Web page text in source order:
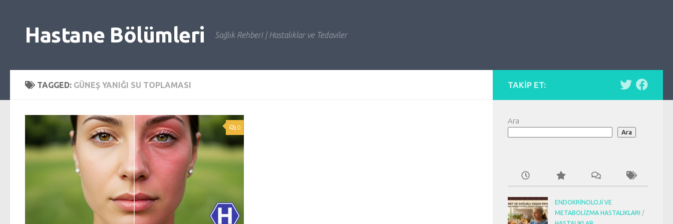
Hastane Bölümleri Sağlık Rehberi | Hastalıklar ve Tedaviler
TAGGED: GÜNEŞ YANIĞI SU TOPLAMASI
0
TAKIP ET:
Ara
Ara
ENDOKRINOLOJI VE
METABOLIZMA HASTALIKLARI /